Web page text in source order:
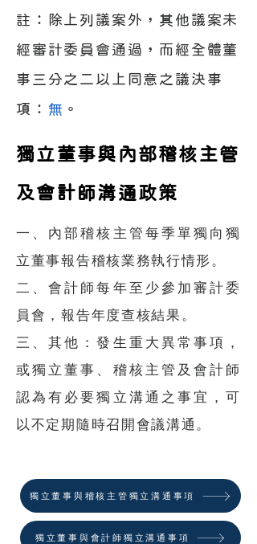
註：除上列議案外，其他議案未
經審計委員會通過，而經全體董
事三分之二以上同意之議決事
項： 無 。
獨立董事與內部稽核主管
及會計師溝通政策
一、內部稽核主管每季單獨向獨
立董事報告稽核業務執行情形。
二、會計師每年至少參加審計委
員會，報告年度查核結果。
三、其他：發生重大異常事項，
或獨立董事、稽核主管及會計師
認為有必要獨立溝通之事宜，可
以不定期隨時召開會議溝通。
獨立董事與稽核主管獨立溝通事項
獨立董事與會計師獨立溝通事項